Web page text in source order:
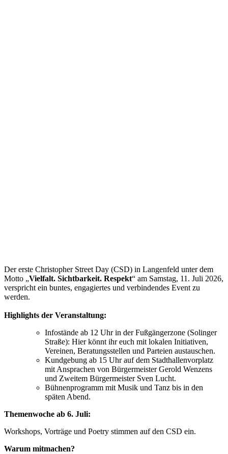
Der erste Christopher Street Day (CSD) in Langenfeld unter dem
Motto „Vielfalt. Sichtbarkeit. Respekt“ am Samstag, 11. Juli 2026,
verspricht ein buntes, engagiertes und verbindendes Event zu
werden.
Highlights der Veranstaltung:
Infostände ab 12 Uhr in der Fußgängerzone (Solinger
Straße): Hier könnt ihr euch mit lokalen Initiativen,
Vereinen, Beratungsstellen und Parteien austauschen.
Kundgebung ab 15 Uhr auf dem Stadthallenvorplatz
mit Ansprachen von Bürgermeister Gerold Wenzens
und Zweitem Bürgermeister Sven Lucht.
Bühnenprogramm mit Musik und Tanz bis in den
späten Abend.
Themenwoche ab 6. Juli:
Workshops, Vorträge und Poetry stimmen auf den CSD ein.
Warum mitmachen?